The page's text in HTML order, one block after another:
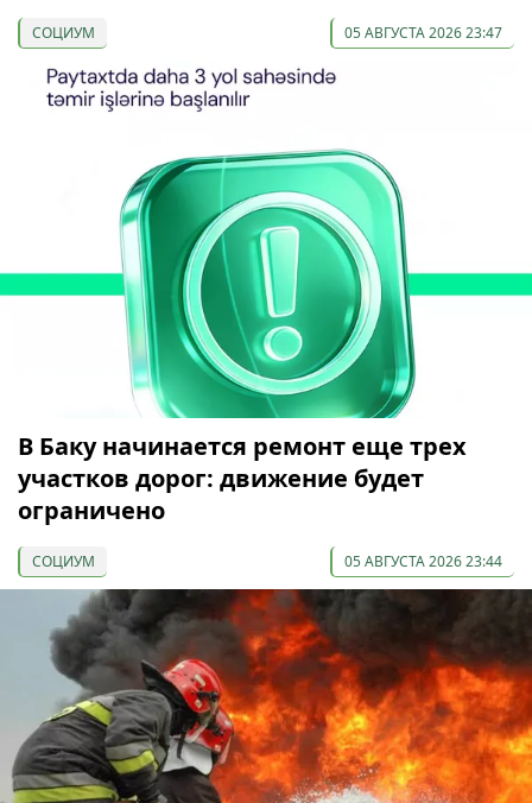
СОЦИУМ 05 АВГУСТА 2026 23:47
В Баку начинается ремонт еще трех
участков дорог: движение будет
ограничено
СОЦИУМ 05 АВГУСТА 2026 23:44